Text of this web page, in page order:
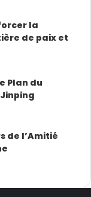
la
de paix et
Plan du
de l’Amitié